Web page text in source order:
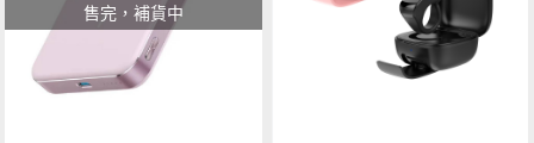
售完，補貨中